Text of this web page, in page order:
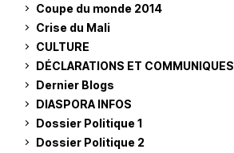
Coupe du monde 2014
Crise du Mali
CULTURE
DÉCLARATIONS ET COMMUNIQUES
Dernier Blogs
DIASPORA INFOS
Dossier Politique 1
Dossier Politique 2